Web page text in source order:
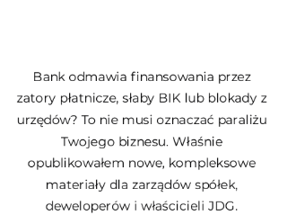
Bank odmawia finansowania przez
zatory płatnicze, słaby BIK lub blokady z
urzędów? To nie musi oznaczać paraliżu
Twojego biznesu. Właśnie
opublikowałem nowe, kompleksowe
materiały dla zarządów spółek,
deweloperów i właścicieli JDG.